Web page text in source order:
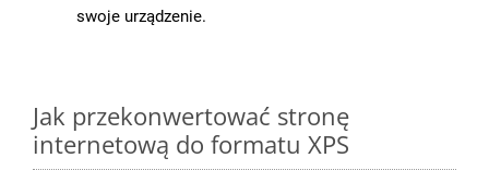
swoje urządzenie.
Jak przekonwertować stronę
internetową do formatu XPS